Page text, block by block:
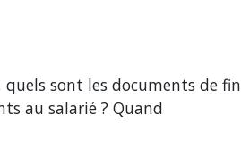
sont les documents de fin
au salarié ? Quand